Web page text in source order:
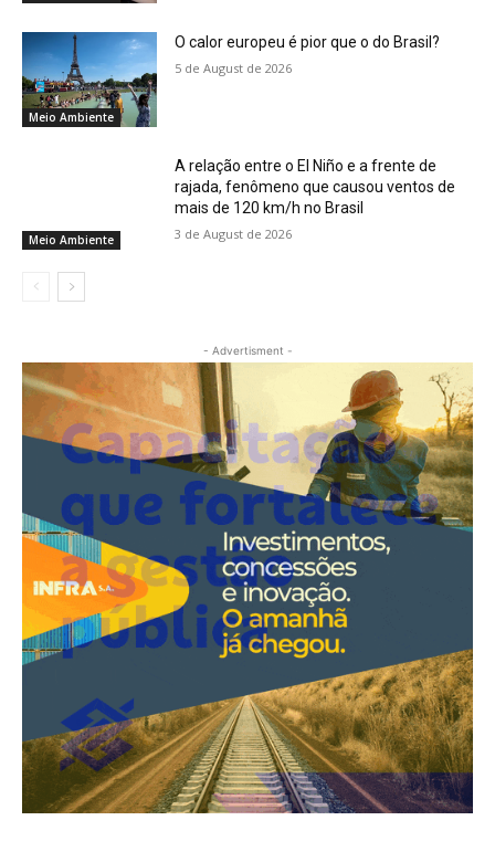
Meio Ambiente
O calor europeu é pior que o do Brasil?
5 de August de 2026
Meio Ambiente
A relação entre o El Niño e a frente de
rajada, fenômeno que causou ventos de
mais de 120 km/h no Brasil
3 de August de 2026
- Advertisment -